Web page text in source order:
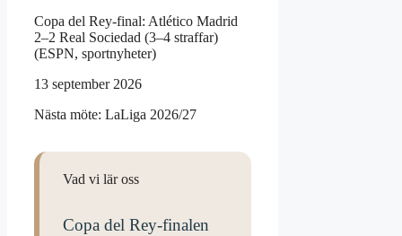
Copa del Rey-final: Atlético Madrid
2–2 Real Sociedad (3–4 straffar)
(ESPN, sportnyheter)
13 september 2026
Nästa möte: LaLiga 2026/27
Vad vi lär oss
Copa del Rey-finalen